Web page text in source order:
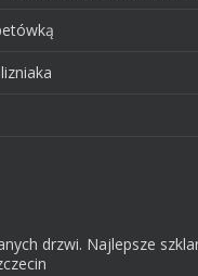
drzwi. Najlepsze